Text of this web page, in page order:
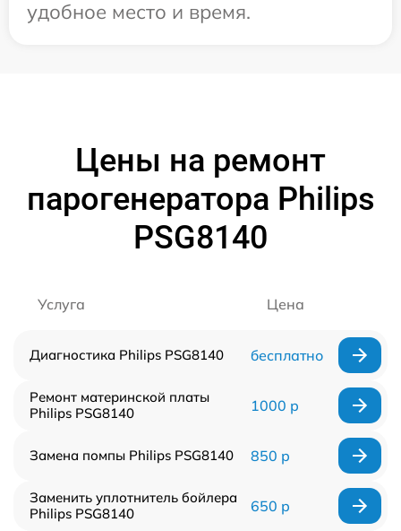
удобное место и время.
Цены на ремонт
парогенератора Philips
PSG8140
Услуга Цена
Диагностика Philips PSG8140 бесплатно
Ремонт материнской платы
Philips PSG8140
1000 р
Замена помпы Philips PSG8140 850 р
Заменить уплотнитель бойлера
Philips PSG8140
650 р